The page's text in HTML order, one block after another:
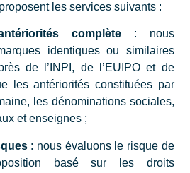
proposent les services suivants :
complète : nous
identiques ou similaires
de l’INPI, de l’EUIPO et de
les antériorités constituées par
les dénominations sociales,
et enseignes ;
: nous évaluons le risque de
basé sur les droits